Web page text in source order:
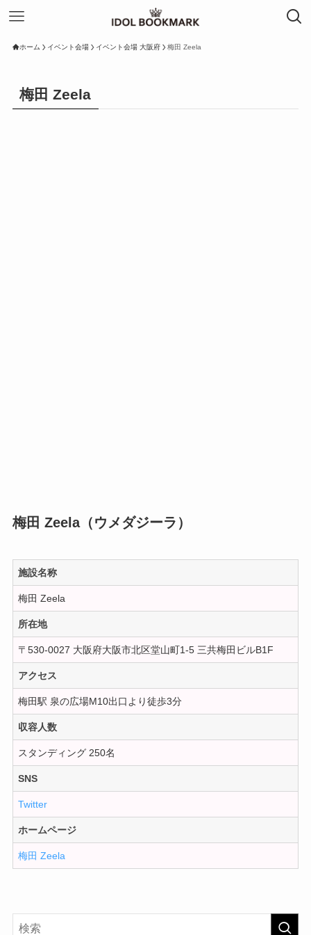
ホーム イベント会場 イベント会場 大阪府 梅田 Zeela
梅田 Zeela
梅田 Zeela（ウメダジーラ）
施設名称
梅田 Zeela
所在地
〒530-0027 大阪府大阪市北区堂山町1-5 三共梅田ビルB1F
アクセス
梅田駅 泉の広場M10出口より徒歩3分
収容人数
スタンディング 250名
SNS
Twitter
ホームページ
梅田 Zeela